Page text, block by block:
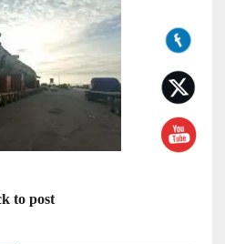
to post